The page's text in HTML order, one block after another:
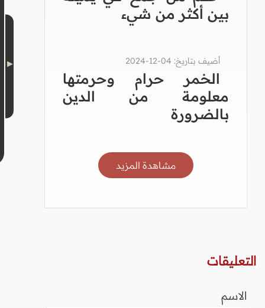
بين أكثر من شيء
أضيف بتاريخ: 04-12-2024
الخمر حرام وحرمتها
معلومة من الدين
بالضرورة
مشاهدة المزيد
التعليقات
الاسم